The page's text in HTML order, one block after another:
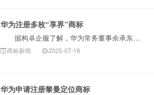
华为注册多枚“享界”商标
据构卓企服了解，华为常务董事余承东宣布鸿蒙智行首款旅行车定名享界S9T，并公开新车官图。 据查询显示，华为已成功注册多枚‘享界’商标，涵盖燃料油···
商标新闻 2025-07-16
华为申请注册黎曼定位商标